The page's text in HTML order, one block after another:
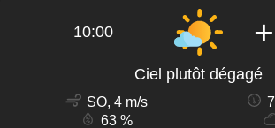
10:00
Ciel plutôt dégagé
SO, 4 m/s
63 %